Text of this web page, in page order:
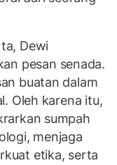
Dewi
pesan senada.
buatan dalam
Oleh karena itu,
sumpah
menjaga
etika, serta